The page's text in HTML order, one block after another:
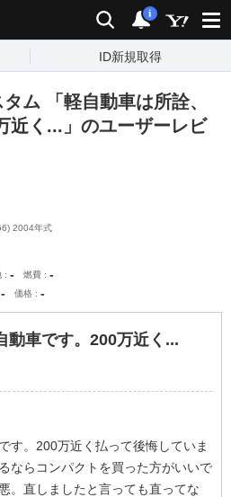
検索 通知
i
ID新規取得
ム 「軽自動車は所詮、
近く...」のユーザーレビ
2004年式
- 燃費 -
- 価格 -
動車です。200万近く...
す。200万近く払って後悔していま
ならコンパクトを買った方がいいで
。直しましたと言っても直ってな